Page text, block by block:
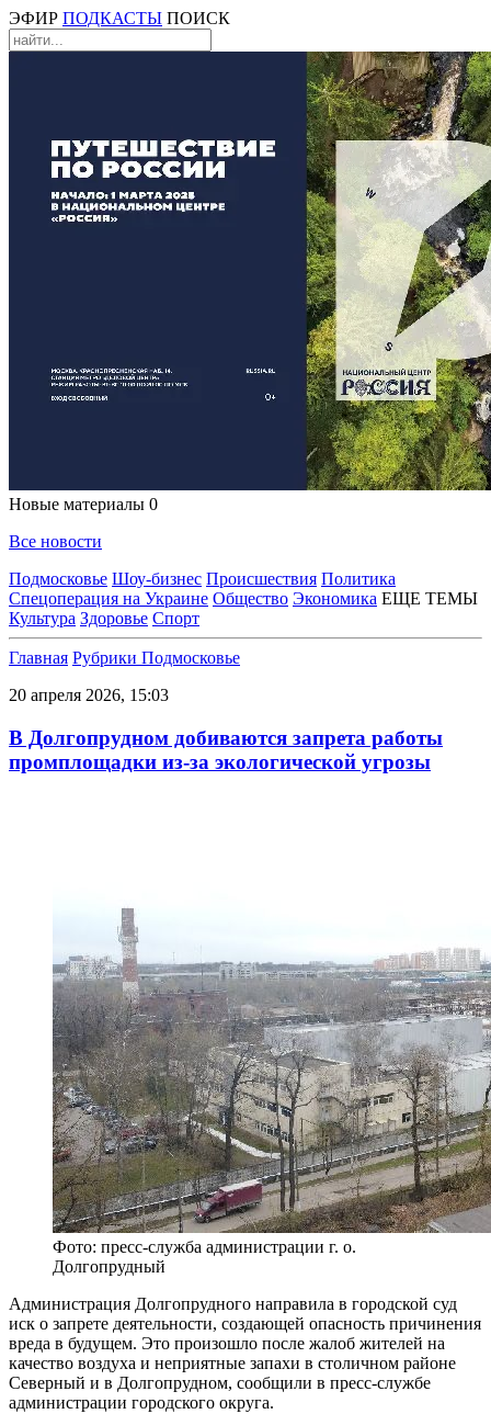
ЭФИР ПОДКАСТЫ ПОИСК
Новые материалы 0
Все новости
Подмосковье Шоу-бизнес Происшествия Политика
Спецоперация на Украине Общество Экономика ЕЩЕ ТЕМЫ
Культура Здоровье Спорт
Главная Рубрики Подмосковье
20 апреля 2026, 15:03
В Долгопрудном добиваются запрета работы
промплощадки из-за экологической угрозы
Фото: пресс-служба администрации г. о.
Долгопрудный
Администрация Долгопрудного направила в городской суд
иск о запрете деятельности, создающей опасность причинения
вреда в будущем. Это произошло после жалоб жителей на
качество воздуха и неприятные запахи в столичном районе
Северный и в Долгопрудном, сообщили в пресс-службе
администрации городского округа.